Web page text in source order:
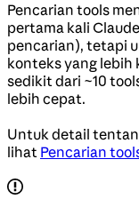
Pencarian tools
pertama kali
pencarian), tetapi
konteks yang lebih
sedikit dari ~10
lebih cepat.
Untuk detail
lihat Pencarian